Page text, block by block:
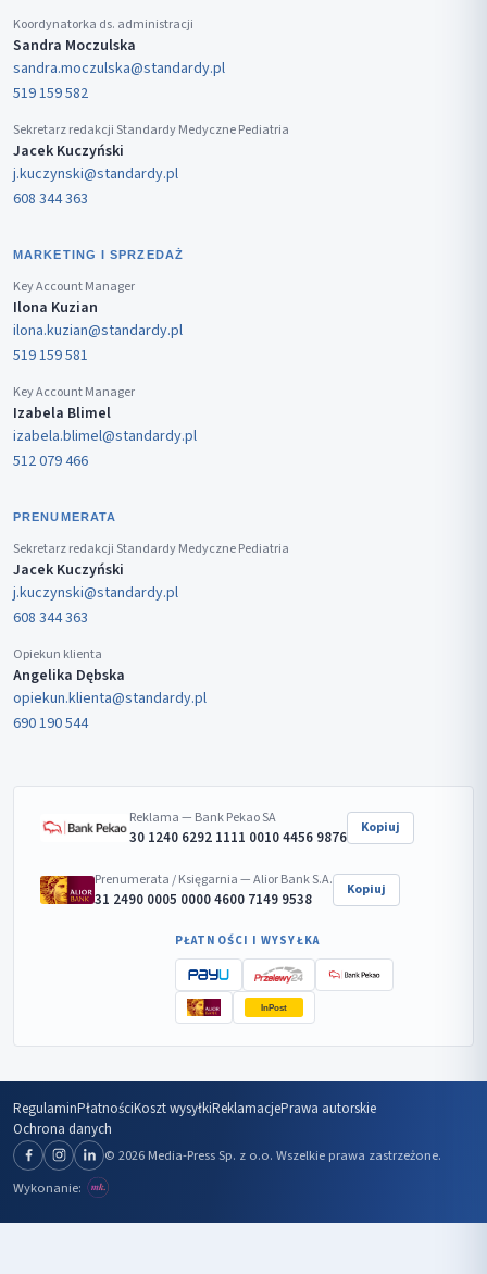
Koordynatorka ds. administracji
Sandra Moczulska
sandra.moczulska@standardy.pl
519 159 582
Sekretarz redakcji Standardy Medyczne Pediatria
Jacek Kuczyński
j.kuczynski@standardy.pl
608 344 363
MARKETING I SPRZEDAŻ
Key Account Manager
Ilona Kuzian
ilona.kuzian@standardy.pl
519 159 581
Key Account Manager
Izabela Blimel
izabela.blimel@standardy.pl
512 079 466
PRENUMERATA
Sekretarz redakcji Standardy Medyczne Pediatria
Jacek Kuczyński
j.kuczynski@standardy.pl
608 344 363
Opiekun klienta
Angelika Dębska
opiekun.klienta@standardy.pl
690 190 544
Reklama — Bank Pekao SA
30 1240 6292 1111 0010 4456 9876 Kopiuj
Prenumerata / Księgarnia — Alior Bank S.A.
31 2490 0005 0000 4600 7149 9538 Kopiuj
PŁATNOŚCI I WYSYŁKA
InPost
RegulaminPłatnościKoszt wysyłkiReklamacjePrawa autorskie
Ochrona danych
© 2026 Media-Press Sp. z o.o. Wszelkie prawa zastrzeżone.
Wykonanie: